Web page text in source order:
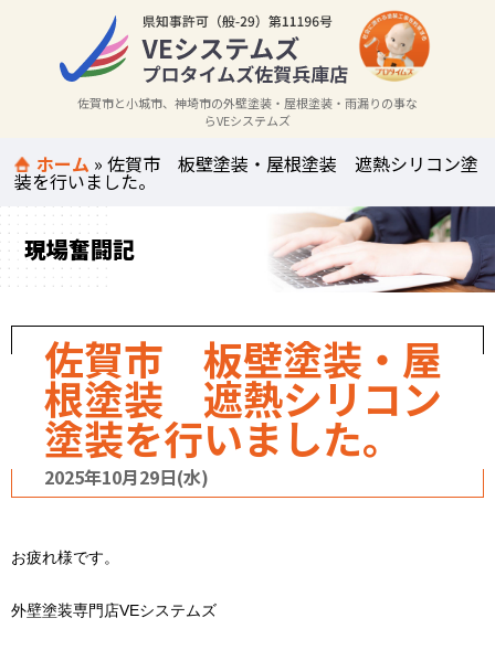
佐賀市と小城市、神埼市の外壁塗装・屋根塗装・雨漏りの事な
らVEシステムズ
ホーム »佐賀市 板壁塗装・屋根塗装 遮熱シリコン塗
装を行いました。
現場奮闘記
佐賀市 板壁塗装・屋
根塗装 遮熱シリコン
塗装を行いました。
2025年10月29日(水)
お疲れ様です。
外壁塗装専門店VEシステムズ